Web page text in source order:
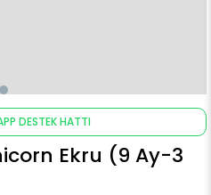
DESTEK HATTI
Ekru (9 Ay-3